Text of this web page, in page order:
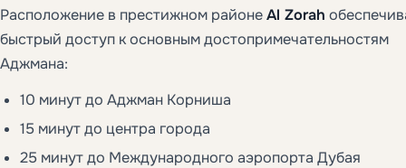
Расположение в престижном районеAl Zorah
быстрый доступ к основным достопримечательностям
Аджмана:
10 минут до Аджман Корниша
15 минут до центра города
25 минут до Международного аэропорта Дубая